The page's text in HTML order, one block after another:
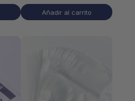
Añadir al carrito